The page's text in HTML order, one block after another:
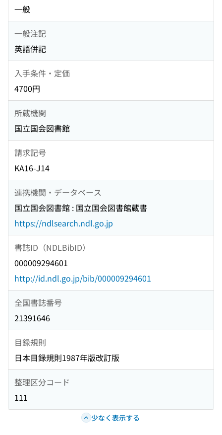
一般
一般注記
英語併記
入手条件・定価
4700円
所蔵機関
国立国会図書館
請求記号
KA16-J14
連携機関・データベース
国立国会図書館 : 国立国会図書館蔵書
https://ndlsearch.ndl.go.jp
書誌ID（NDLBibID）
000009294601
http://id.ndl.go.jp/bib/000009294601
全国書誌番号
21391646
目録規則
日本目録規則1987年版改訂版
整理区分コード
111
少なく表示する